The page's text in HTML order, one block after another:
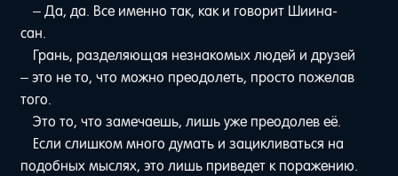
– Да, да. Все именно так, как и говорит Шиина-
сан.
Грань, разделяющая незнакомых людей и друзей
– это не то, что можно преодолеть, просто пожелав
того.
Это то, что замечаешь, лишь уже преодолев её.
Если слишком много думать и зацикливаться на
подобных мыслях, это лишь приведет к поражению.